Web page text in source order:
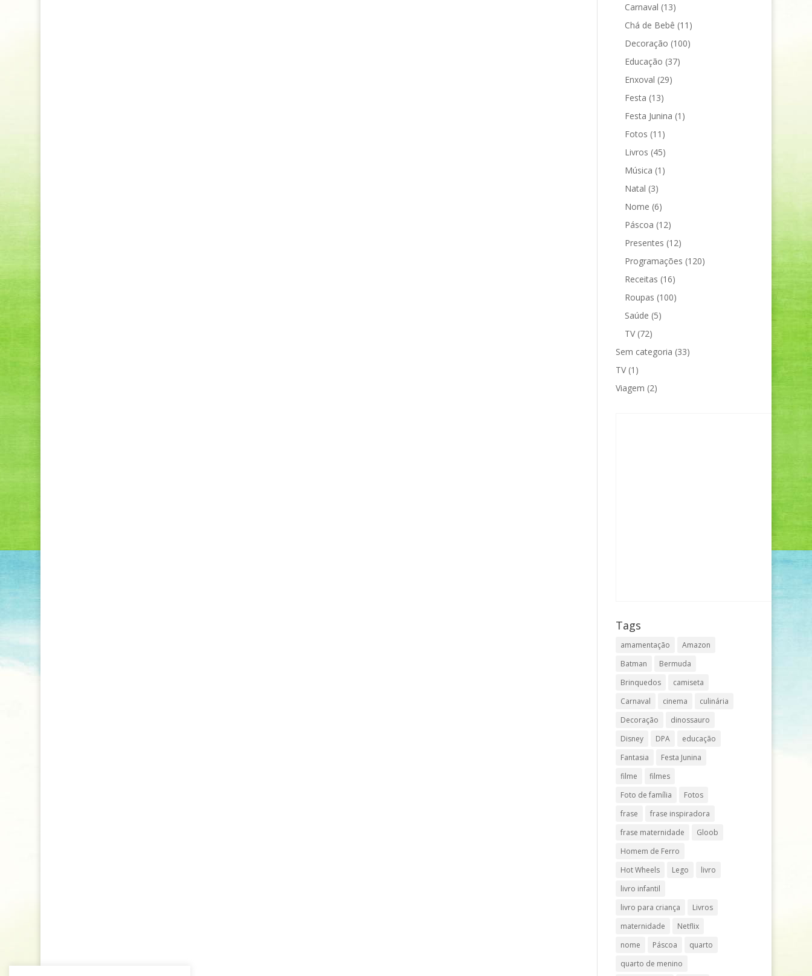
Carnaval (13)
Chá de Bebê (11)
Decoração (100)
Educação (37)
Enxoval (29)
Festa (13)
Festa Junina (1)
Fotos (11)
Livros (45)
Música (1)
Natal (3)
Nome (6)
Páscoa (12)
Presentes (12)
Programações (120)
Receitas (16)
Roupas (100)
Saúde (5)
TV(72)
Sem categoria (33)
TV(1)
Viagem (2)
Tags
amamentação
Amazon
Batman
Bermuda
Brinquedos
camiseta
Carnaval
cinema
culinária
Decoração
dinossauro
Disney
DPA
educação
Fantasia
Festa Junina
filme
filmes
Foto de família
Fotos
frase
frase inspiradora
frase maternidade
Gloob
Homem de Ferro
Hot Wheels
Lego
livro
livro infantil
livro para criança
Livros
maternidade
Netflix
nome
Páscoa
quarto
quarto de menino